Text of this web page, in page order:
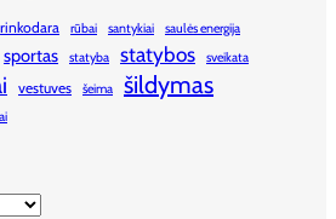
rinkodara rūbai santykiai saulės energija
sportas statyba statybos sveikata
vestuves šeima šildymas